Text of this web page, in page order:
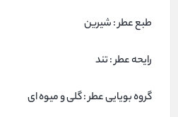
طبع عطر : شیرین
رایحه عطر : تند
گروه بویایی عطر : گلی و میوه ای